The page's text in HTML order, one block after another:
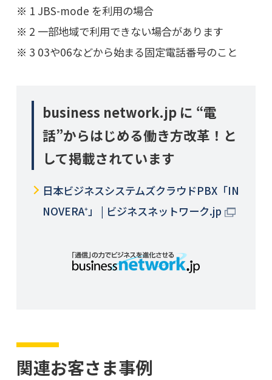
1 JBS-mode を利用の場合
2 一部地域で利用できない場合があります
3 03や06などから始まる固定電話番号のこと
business network.jp に “電
話”からはじめる働き方改革！と
して掲載されています
日本ビジネスシステムズクラウドPBX「IN
NOVERA⁺」 | ビジネスネットワーク.jp
関連お客さま事例